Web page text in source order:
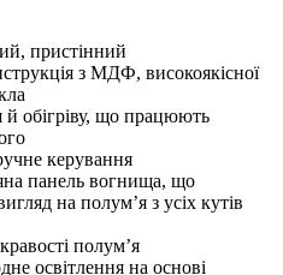
пристінний
з МДФ, високоякісної
й обігріву, що працюють
керування
панель вогнища, що
на полум’я з усіх кутів
полум’я
освітлення на основі